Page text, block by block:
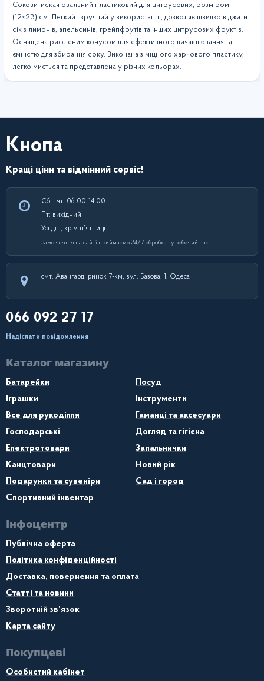
Соковитискач овальний пластиковий для цитрусових, розміром
(12×23) см. Легкий і зручний у використанні, дозволяє швидко віджати
сік з лимонів, апельсинів, грейпфрутів та інших цитрусових фруктів.
Оснащена рифленим конусом для ефективного вичавлювання та
ємністю для збирання соку. Виконана з міцного харчового пластику,
легко миється та представлена у різних кольорах.
Кнопа
Кращі ціни та відмінний сервіс!
Сб - чт: 06:00-14:00
Пт: вихідний
Усі дні, крім п’ятниці
Замовлення на сайті приймаємо 24/7, обробка - у робочий час.
смт. Авангард, ринок 7-км, вул. Базова, 1, Одеса
066 092 27 17
Надіслати повідомлення
Каталог магазину
Батарейки
Посуд
Іграшки
Інструменти
Все для рукоділля
Гаманці та аксесуари
Господарські
Догляд та гігієна
Електротовари
Запальнички
Канцтовари
Новий рік
Подарунки та сувеніри
Сад і город
Спортивний інвентар
Інфоцентр
Публічна оферта
Політика конфіденційності
Доставка, повернення та оплата
Статті та новини
Зворотній зв’язок
Карта сайту
Покупцеві
Особистий кабінет